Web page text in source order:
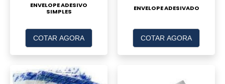
ENVELOPE ADESIVO
SIMPLES
COTAR AGORA
ENVELOPE ADESIVADO
COTAR AGORA